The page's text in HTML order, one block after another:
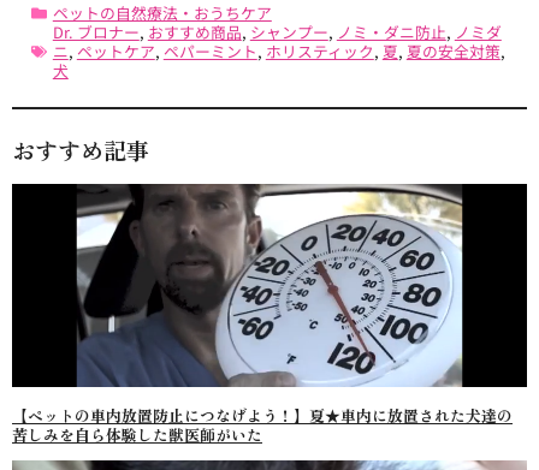
ペットの自然療法・おうちケア
Dr. ブロナー, おすすめ商品, シャンプー, ノミ・ダニ防止, ノミダ
ニ, ペットケア, ペパーミント, ホリスティック, 夏, 夏の安全対策,
犬
おすすめ記事
【ペットの車内放置防止につなげよう！】夏★車内に放置された犬達の
苦しみを自ら体験した獣医師がいた